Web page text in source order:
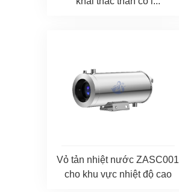
Vỏ tản nhiệt nước ZASC001
cho khu vực nhiệt độ cao